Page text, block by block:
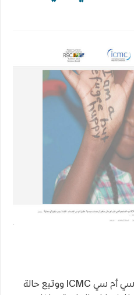
يمكنك التسجيل في موقع آي سي أم سي ICMC ووتبع حالة